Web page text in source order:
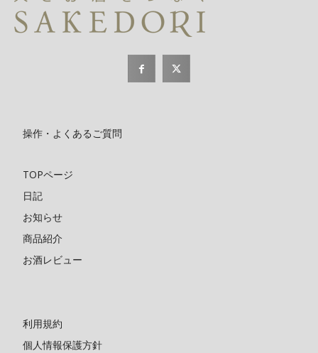
操作・よくあるご質問
TOPページ
日記
お知らせ
商品紹介
お酒レビュー
利用規約
個人情報保護方針